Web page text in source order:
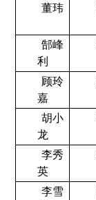
董玮
郜峰
利
顾玲
嘉
胡小
龙
李秀
英
李雪